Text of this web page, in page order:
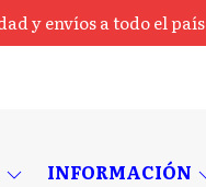
y envíos a todo el país
INFORMACIÓN